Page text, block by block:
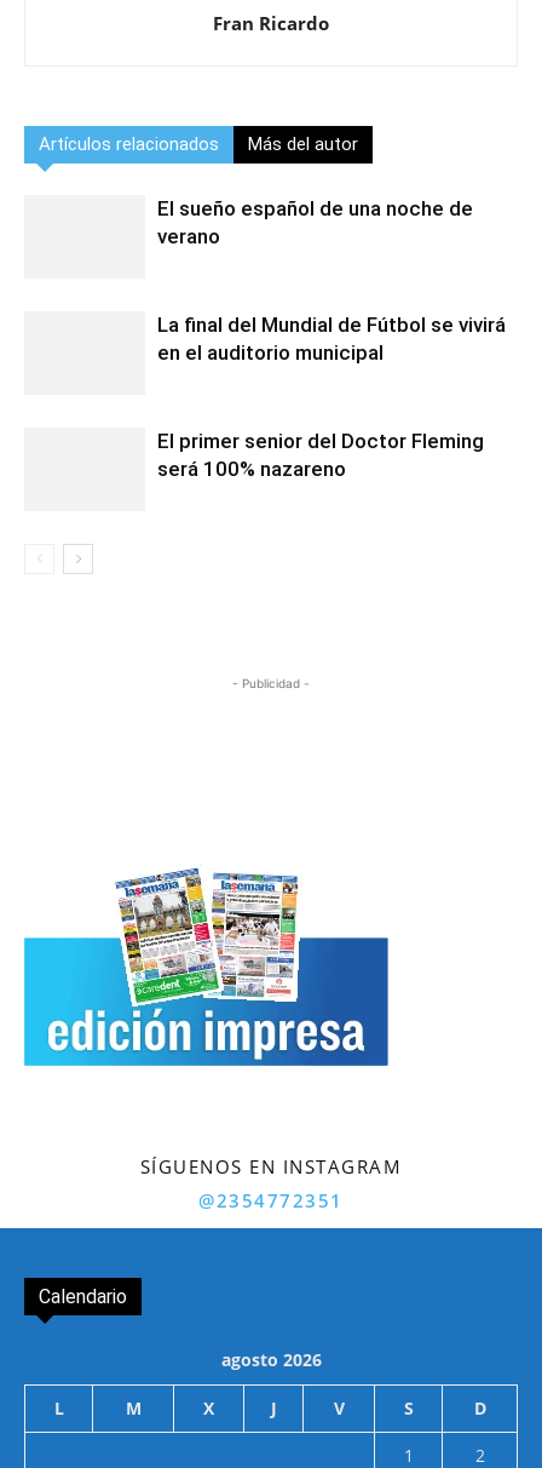
Fran Ricardo
Artículos relacionados Más del autor
El sueño español de una noche de
verano
La final del Mundial de Fútbol se vivirá
en el auditorio municipal
El primer senior del Doctor Fleming
será 100% nazareno
- Publicidad -
SÍGUENOS EN INSTAGRAM
@2354772351
Calendario
agosto 2026
L M X J V S D
1
2